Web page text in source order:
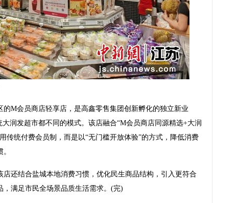
M会员商店轻享店，是高鑫零售集团创新孵化的独立新业
润发超市都不同的模式。该店融合“M会员商店同源精选+大润
传统付费会员制，而是以“无门槛开放体验”的方式，降低消费
还结合盐城本地消费习惯，优化民生商品结构，引入更符合
满足市民全场景品质生活需求。(完)